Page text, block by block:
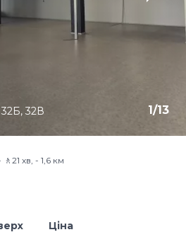
1/13
32Б, 32В
🚶21 хв, - 1,6 км
Ціна